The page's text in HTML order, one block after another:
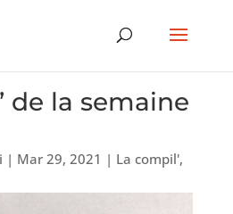
de la semaine
| Mar 29, 2021 | La compil',